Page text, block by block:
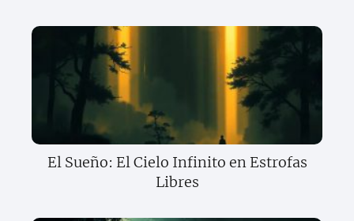
El Sueño: El Cielo Infinito en Estrofas
Libres